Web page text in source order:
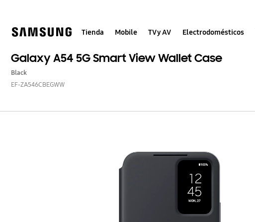
Tienda Mobile TV y AV Electrodomésticos
Galaxy A54 5G Smart View Wallet Case
Black
EF-ZA546CBEGWW